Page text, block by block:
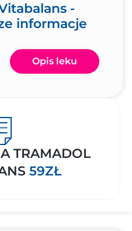
-
informacje
Opis leku
TRAMADOL
59ZŁ